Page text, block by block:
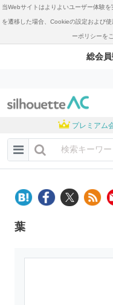
当Webサイトはよりよいユーザー体験
を遷移した場合、Cookieの設定および
ーポリシーを
総会
プレミアム
葉